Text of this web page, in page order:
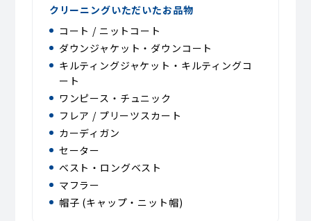
クリーニングいただいたお品物
コート / ニットコート
ダウンジャケット・ダウンコート
キルティングジャケット・キルティングコ
ート
ワンピース・チュニック
フレア / プリーツスカート
カーディガン
セーター
ベスト・ロングベスト
マフラー
帽子 (キャップ・ニット帽)